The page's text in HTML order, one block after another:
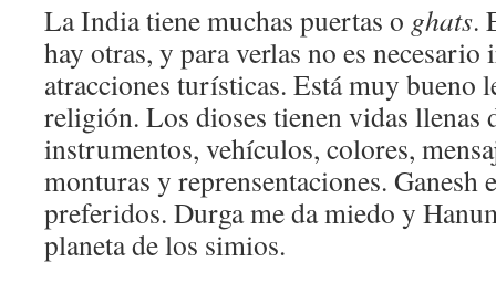
La India tiene muchas puertas o ghats.
hay otras, y para verlas no es necesario
atracciones turísticas. Está muy bueno
religión. Los dioses tienen vidas llenas
instrumentos, vehículos, colores,
monturas y reprensentaciones. Ganesh
preferidos. Durga me da miedo y
planeta de los simios.